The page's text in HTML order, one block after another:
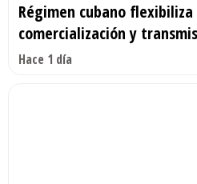
Régimen cubano
comercialización y
Hace 1 día